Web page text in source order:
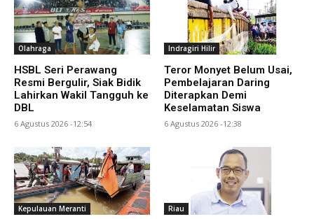
Olahraga
HSBL Seri Perawang
Resmi Bergulir, Siak Bidik
Lahirkan Wakil Tangguh ke
DBL
6 Agustus 2026 -12:54
Indragiri Hilir
Teror Monyet Belum Usai,
Pembelajaran Daring
Diterapkan Demi
Keselamatan Siswa
6 Agustus 2026 -12:38
Kepulauan Meranti Riau